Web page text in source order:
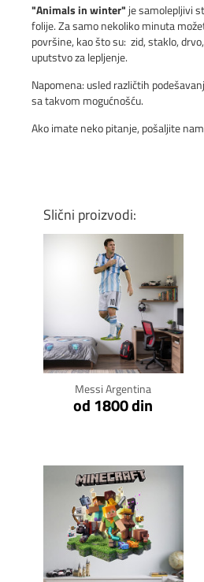
"Animals in winter" je samolepljivi
folije. Za samo nekoliko minuta
površine, kao što su: zid, staklo,
uputstvo za lepljenje.
Napomena: usled različtih
sa takvom mogućnošću.
Ako imate neko pitanje, pošaljite
Slični proizvodi:
Messi Argentina
od 1800 din
Klikni za detalje
Klikni za detalje